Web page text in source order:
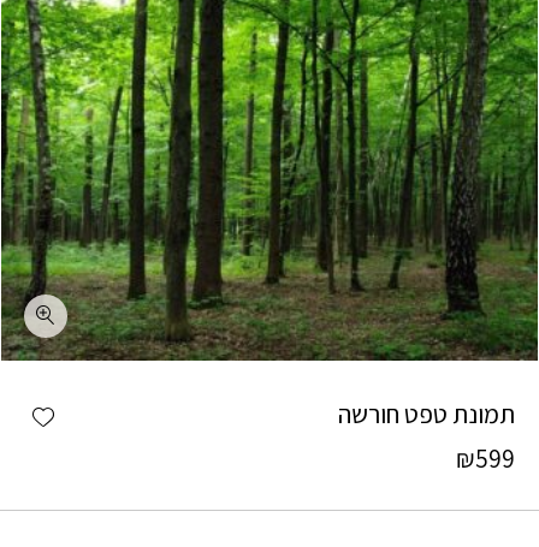
תמונת טפט חורשה
₪599